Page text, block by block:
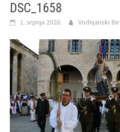
DSC_1658
1. srpnja 2026. Vodnjanski Đir